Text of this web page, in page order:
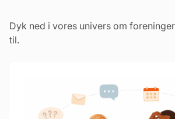
Dyk ned i vores univers om
til.